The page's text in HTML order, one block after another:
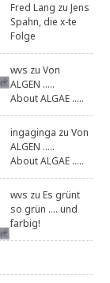
Fred Lang zuJens
Spahn, die x-te
Folge
wvs zuVon
ALGEN .....
About ALGAE .....
ingaginga zuVon
ALGEN .....
About ALGAE .....
wvs zuEs grünt
so grün .... und
farbig!